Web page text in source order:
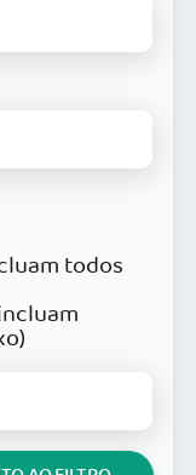
todos